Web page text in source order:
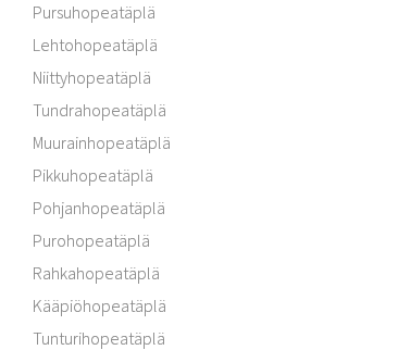
Pursuhopeatäplä
Lehtohopeatäplä
Niittyhopeatäplä
Tundrahopeatäplä
Muurainhopeatäplä
Pikkuhopeatäplä
Pohjanhopeatäplä
Purohopeatäplä
Rahkahopeatäplä
Kääpiöhopeatäplä
Tunturihopeatäplä